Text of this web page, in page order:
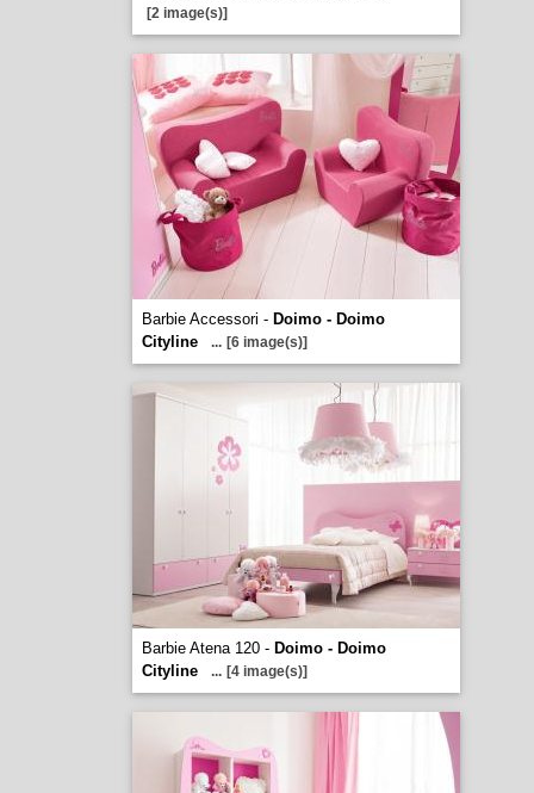
[2 image(s)]
Barbie Accessori - Doimo - Doimo
Cityline
... [6 image(s)]
Barbie Atena 120 - Doimo - Doimo
Cityline
... [4 image(s)]